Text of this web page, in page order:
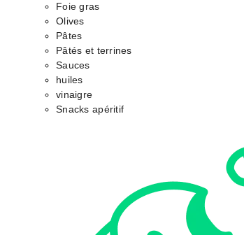
Foie gras
Olives
Pâtes
Pâtés et terrines
Sauces
huiles
vinaigre
Snacks apéritif